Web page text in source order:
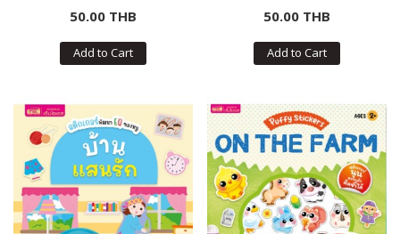
50.00 THB
Add to Cart
50.00 THB
Add to Cart